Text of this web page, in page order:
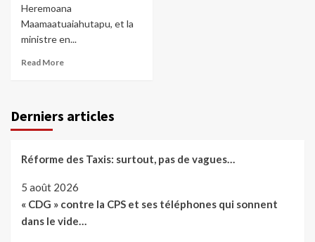
Heremoana
Maamaatuaiahutapu, et la
ministre en...
Read More
Derniers articles
Réforme des Taxis: surtout, pas de vagues…
5 août 2026
« CDG » contre la CPS et ses téléphones qui sonnent
dans le vide…